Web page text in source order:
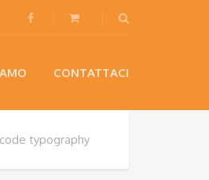
CONTATTACI
typography